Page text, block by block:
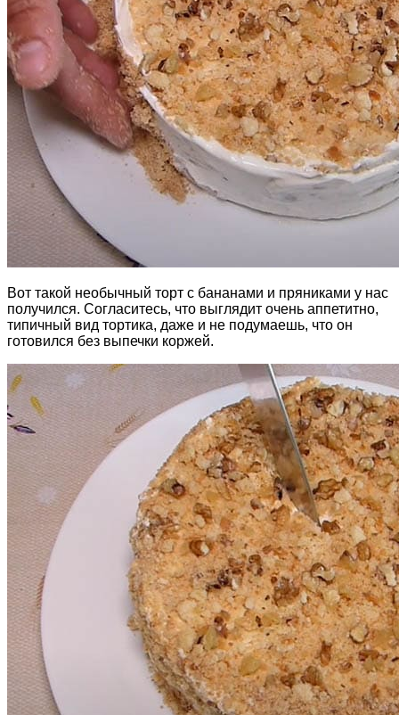
Вот такой необычный торт с бананами и пряниками у нас
получился. Согласитесь, что выглядит очень аппетитно,
типичный вид тортика, даже и не подумаешь, что он
готовился без выпечки коржей.